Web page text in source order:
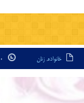
خانواده,زنان